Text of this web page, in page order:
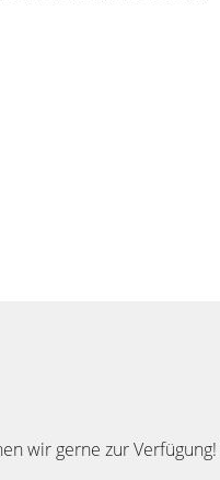
wir gerne zur Verfügung!